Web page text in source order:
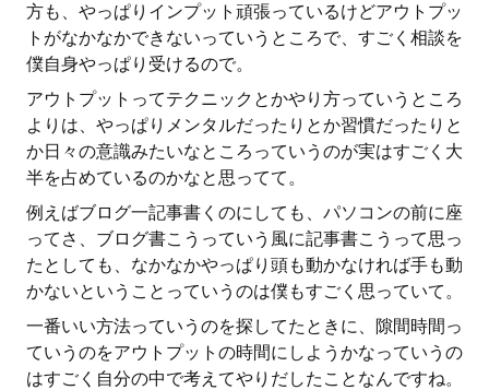
方も、やっぱりインプット頑張っているけどアウトプッ
トがなかなかできないっていうところで、すごく相談を
僕自身やっぱり受けるので。
アウトプットってテクニックとかやり方っていうところ
よりは、やっぱりメンタルだったりとか習慣だったりと
か日々の意識みたいなところっていうのが実はすごく大
半を占めているのかなと思ってて。
例えばブログ一記事書くのにしても、パソコンの前に座
ってさ、ブログ書こうっていう風に記事書こうって思っ
たとしても、なかなかやっぱり頭も動かなければ手も動
かないということっていうのは僕もすごく思っていて。
一番いい方法っていうのを探してたときに、隙間時間っ
ていうのをアウトプットの時間にしようかなっていうの
はすごく自分の中で考えてやりだしたことなんですね。